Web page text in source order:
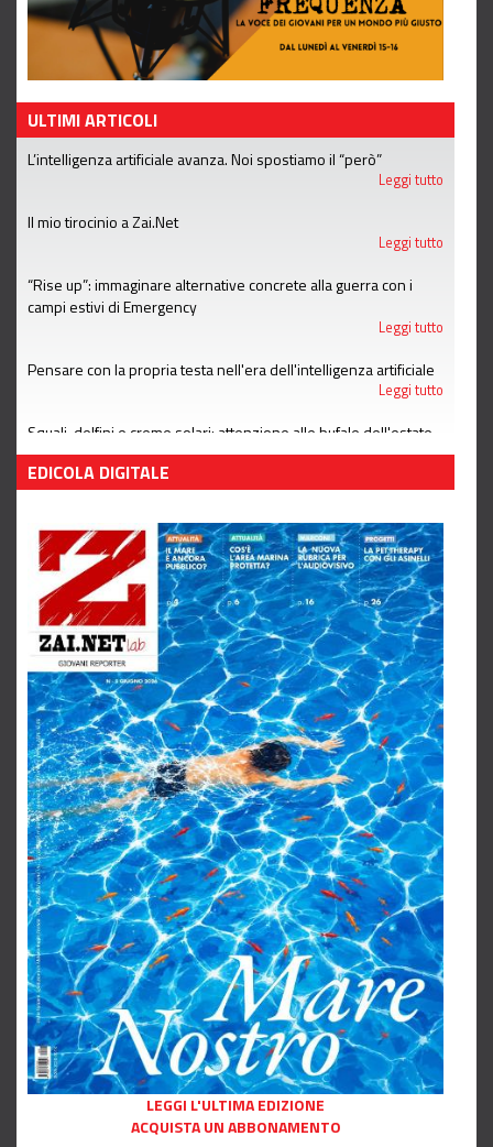
ULTIMI ARTICOLI
L’intelligenza artificiale avanza. Noi spostiamo il “però”
Leggi tutto
Il mio tirocinio a Zai.Net
Leggi tutto
“Rise up”: immaginare alternative concrete alla guerra con i
campi estivi di Emergency
Leggi tutto
Pensare con la propria testa nell'era dell'intelligenza artificiale
Leggi tutto
Squali, delfini e creme solari: attenzione alle bufale dell'estate
Leggi tutto
EDICOLA DIGITALE
LEGGI L'ULTIMA EDIZIONE
ACQUISTA UN ABBONAMENTO